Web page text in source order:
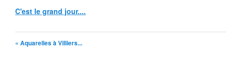
C'est le grand jour....
« Aquarelles à Villiers...